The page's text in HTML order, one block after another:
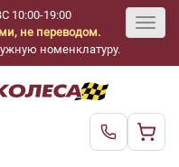
10:00-19:00
не переводом.
номенклатуру.